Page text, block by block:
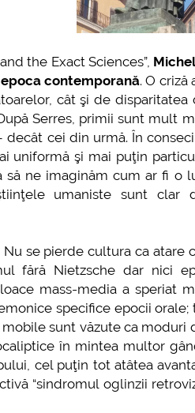
proces dialogic
pasivitate și noi obiceiuri
the Exact Sciences”,
contemporană. O criză
cât şi de
Serres, primii sunt mult
decât cei din urmă. În
uniformă şi mai puţin
să ne imaginăm cum ar fi o
umaniste sunt clar
se pierde cultura ca atare
fără Nietzsche dar nici
mass-media a speriat
specifice epocii
sunt văzute ca moduri
în mintea multor
cel puţin tot atâtea
“sindromul oglinzii